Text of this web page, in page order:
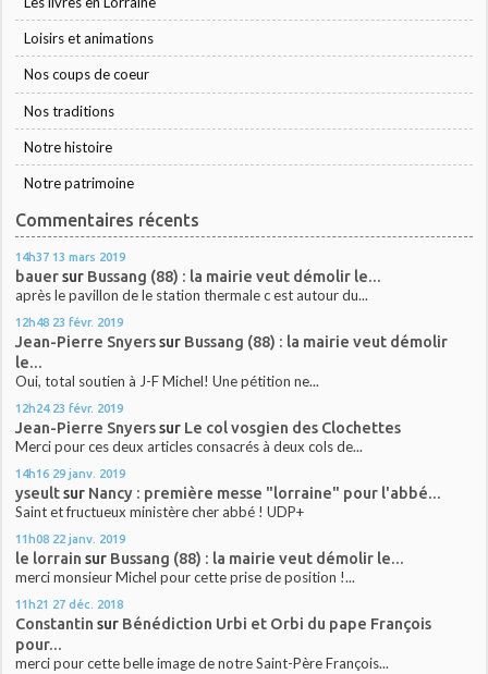
Loisirs et animations
Nos coups de coeur
Nos traditions
Notre histoire
Notre patrimoine
Commentaires récents
14h37 13 mars 2019
bauersur Bussang (88) : la mairie veut démolir le...
après le pavillon de le station thermale c est autour du...
12h48 23 févr. 2019
Jean-Pierre Snyerssur Bussang (88) : la mairie veut démolir
le...
Oui, total soutien à J-F Michel! Une pétition ne...
12h24 23 févr. 2019
Jean-Pierre Snyerssur Le col vosgien des Clochettes
Merci pour ces deux articles consacrés à deux cols de...
14h16 29 janv. 2019
yseultsur Nancy : première messe "lorraine" pour l'abbé...
Saint et fructueux ministère cher abbé ! UDP+
11h08 22 janv. 2019
le lorrain sur Bussang (88) : la mairie veut démolir le...
merci monsieur Michel pour cette prise de position !...
11h21 27 déc. 2018
Constantin sur Bénédiction Urbi et Orbi du pape François
pour...
merci pour cette belle image de notre Saint-Père François...